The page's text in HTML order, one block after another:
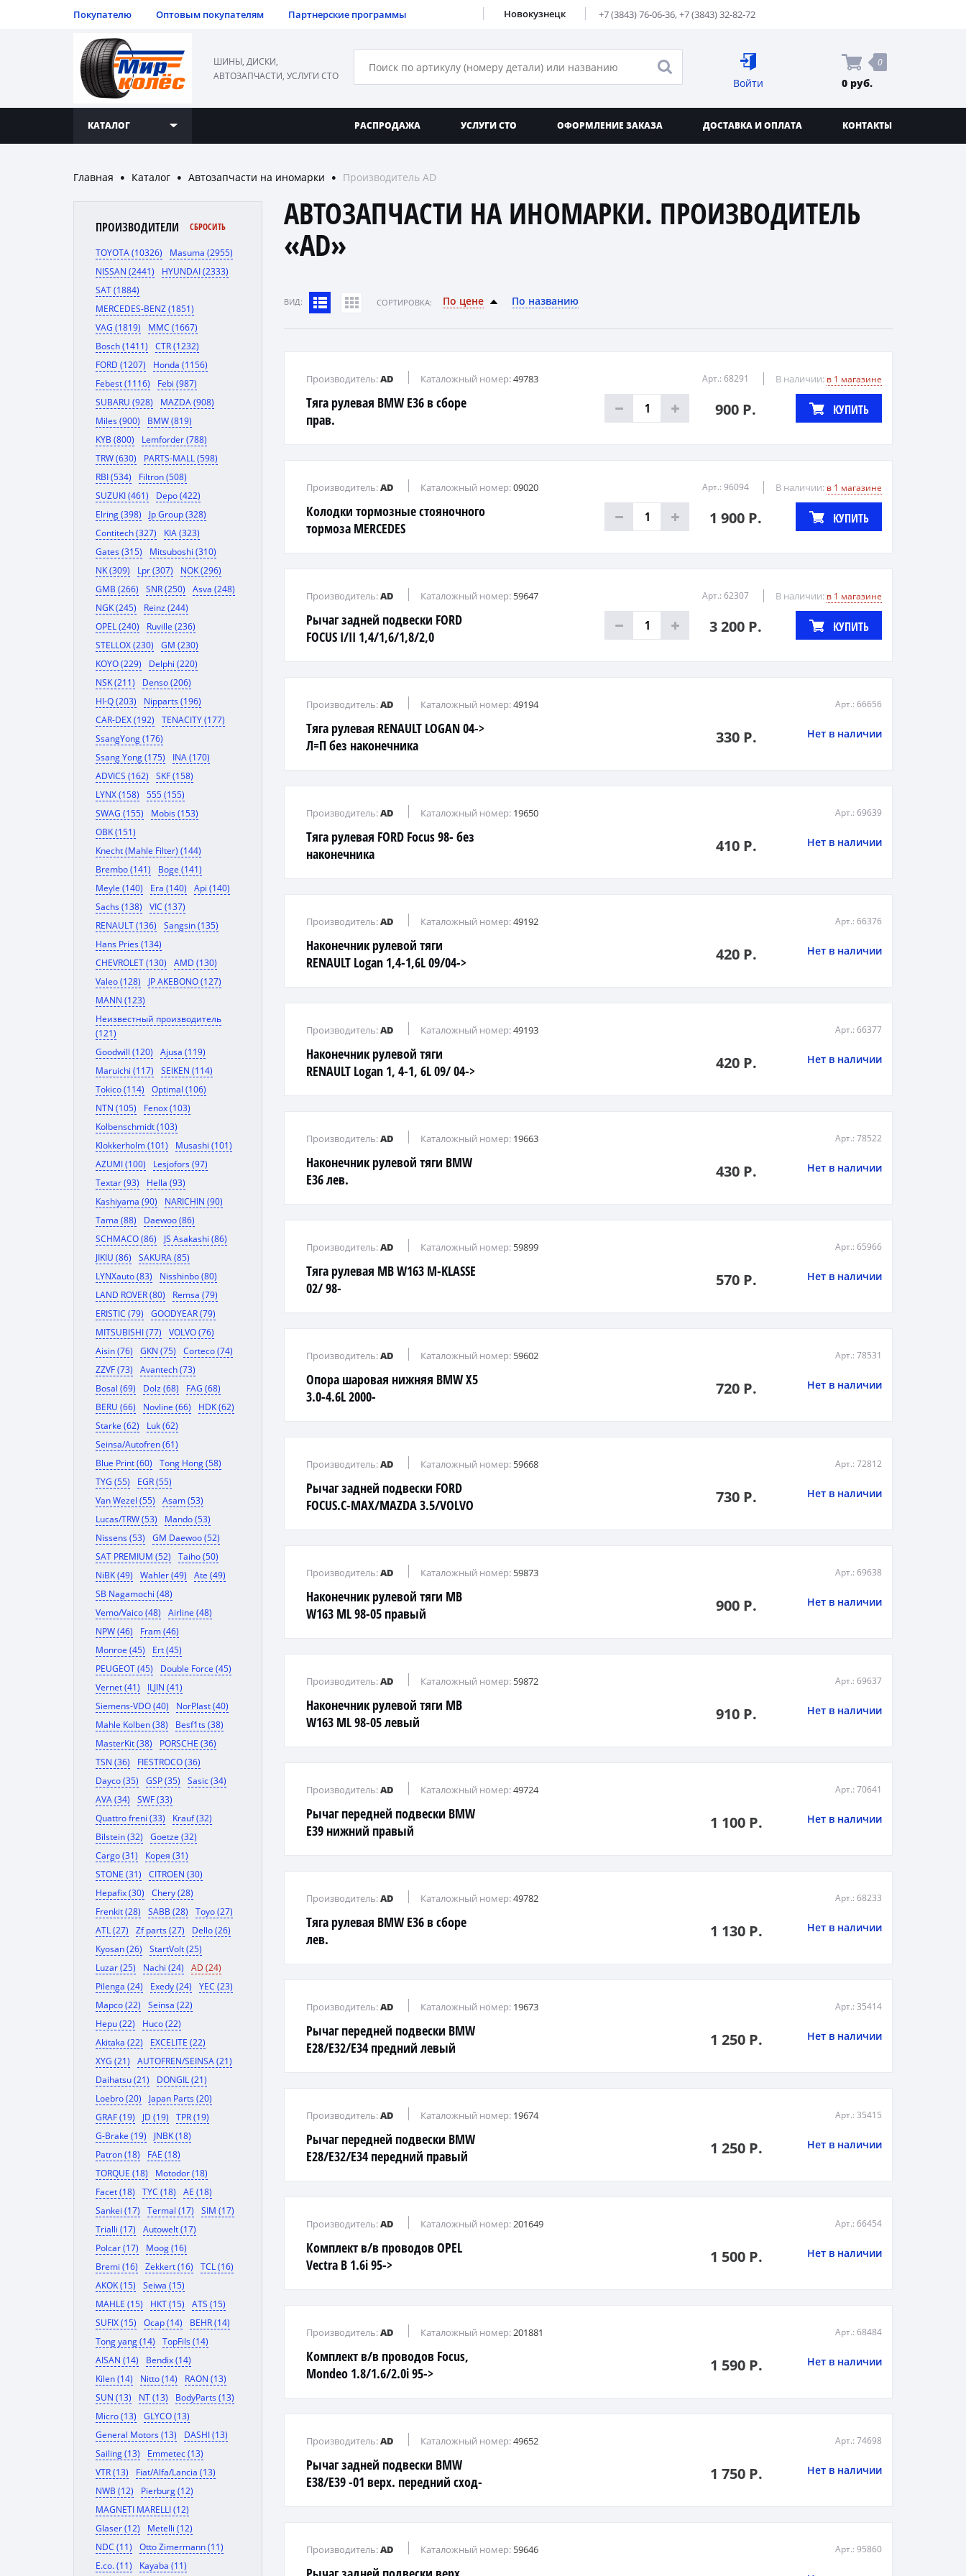
Покупателю Оптовым покупателям Партнерские программы Новокузнецк +7 (3843) 76-06-36,+7 (3843) 32-82-72
ШИНЫ, ДИСКИ,
АВТОЗАПЧАСТИ, УСЛУГИ СТО
Войти
0
0 руб.
КАТАЛОГ РАСПРОДАЖА УСЛУГИ СТО ОФОРМЛЕНИЕ ЗАКАЗА ДОСТАВКА И ОПЛАТА КОНТАКТЫ
Главная ● Каталог ● Автозапчасти на иномарки ● Производитель AD
ПРОИЗВОДИТЕЛИ СБРОСИТЬ
TOYOTA (10326)
Masuma (2955)
NISSAN (2441)
HYUNDAI (2333)
SAT (1884)
MERCEDES-BENZ (1851)
VAG (1819)
MMC (1667)
Bosch (1411)
CTR (1232)
FORD (1207)
Honda (1156)
Febest (1116)
Febi (987)
SUBARU (928)
MAZDA (908)
Miles (900)
BMW (819)
KYB (800)
Lemforder (788)
TRW (630)
PARTS-MALL (598)
RBI (534)
Filtron (508)
SUZUKI (461)
Depo (422)
Elring (398)
Jp Group (328)
Contitech (327)
KIA (323)
Gates (315)
Mitsuboshi (310)
NK (309)
Lpr (307)
NOK (296)
GMB (266)
SNR (250)
Asva (248)
NGK (245)
Reinz (244)
OPEL (240)
Ruville (236)
STELLOX (230)
GM (230)
KOYO (229)
Delphi (220)
NSK (211)
Denso (206)
HI-Q (203)
Nipparts (196)
CAR-DEX (192)
TENACITY (177)
SsangYong (176)
Ssang Yong (175)
INA (170)
ADVICS (162)
SKF (158)
LYNX (158)
555 (155)
SWAG (155)
Mobis (153)
OBK (151)
Knecht (Mahle Filter) (144)
Brembo (141)
Boge (141)
Meyle (140)
Era (140)
Api (140)
Sachs (138)
VIC (137)
RENAULT (136)
Sangsin (135)
Hans Pries (134)
CHEVROLET (130)
AMD (130)
Valeo (128)
JP AKEBONO (127)
MANN (123)
Неизвестный производитель
(121)
Goodwill (120)
Ajusa (119)
Maruichi (117)
SEIKEN (114)
Tokico (114)
Optimal (106)
NTN (105)
Fenox (103)
Kolbenschmidt (103)
Klokkerholm (101)
Musashi (101)
AZUMI (100)
Lesjofors (97)
Textar (93)
Hella (93)
Kashiyama (90)
NARICHIN (90)
Tama (88)
Daewoo (86)
SCHMACO (86)
JS Asakashi (86)
JIKIU (86)
SAKURA (85)
LYNXauto (83)
Nisshinbo (80)
LAND ROVER (80)
Remsa (79)
ERISTIC (79)
GOODYEAR (79)
MITSUBISHI (77)
VOLVO (76)
Aisin (76)
GKN (75)
Corteco (74)
ZZVF (73)
Avantech (73)
Bosal (69)
Dolz (68)
FAG (68)
BERU (66)
Novline (66)
HDK (62)
Starke (62)
Luk (62)
Seinsa/Autofren (61)
Blue Print (60)
Tong Hong (58)
TYG (55)
EGR (55)
Van Wezel (55)
Asam (53)
Lucas/TRW (53)
Mando (53)
Nissens (53)
GM Daewoo (52)
SAT PREMIUM (52)
Taiho (50)
NiBK (49)
Wahler (49)
Ate (49)
SB Nagamochi (48)
Vemo/Vaico (48)
Airline (48)
NPW (46)
Fram (46)
Monroe (45)
Ert (45)
PEUGEOT (45)
Double Force (45)
Vernet (41)
ILJIN (41)
Siemens-VDO (40)
NorPlast (40)
Mahle Kolben (38)
Besf1ts (38)
MasterKit (38)
PORSCHE (36)
TSN (36)
FIESTROCO (36)
Dayco (35)
GSP (35)
Sasic (34)
AVA (34)
SWF (33)
Quattro freni (33)
Krauf (32)
Bilstein (32)
Goetze (32)
Cargo (31)
Корея (31)
STONE (31)
CITROEN (30)
Hepafix (30)
Chery (28)
Frenkit (28)
SABB (28)
Toyo (27)
ATL (27)
Zf parts (27)
Dello (26)
Kyosan (26)
StartVolt (25)
Luzar (25)
Nachi (24)
AD (24)
Pilenga (24)
Exedy (24)
YEC (23)
Mapco (22)
Seinsa (22)
Hepu (22)
Huco (22)
Akitaka (22)
EXCELITE (22)
XYG (21)
AUTOFREN/SEINSA (21)
Daihatsu (21)
DONGIL (21)
Loebro (20)
Japan Parts (20)
GRAF (19)
JD (19)
TPR (19)
G-Brake (19)
JNBK (18)
Patron (18)
FAE (18)
TORQUE (18)
Motodor (18)
Facet (18)
TYC (18)
AE (18)
Sankei (17)
Termal (17)
SIM (17)
Trialli (17)
Autowelt (17)
Polcar (17)
Moog (16)
Bremi (16)
Zekkert (16)
TCL (16)
AKOK (15)
Seiwa (15)
MAHLE (15)
HKT (15)
ATS (15)
SUFIX (15)
Ocap (14)
BEHR (14)
Tong yang (14)
TopFils (14)
AISAN (14)
Bendix (14)
Kilen (14)
Nitto (14)
RAON (13)
SUN (13)
NT (13)
BodyParts (13)
Micro (13)
GLYCO (13)
General Motors (13)
DASHI (13)
Sailing (13)
Emmetec (13)
VTR (13)
Fiat/Alfa/Lancia (13)
NWB (12)
Pierburg (12)
MAGNETI MARELLI (12)
Glaser (12)
Metelli (12)
NDC (11)
Otto Zimermann (11)
E.co. (11)
Kayaba (11)
АВТОЗАПЧАСТИ НА ИНОМАРКИ. ПРОИЗВОДИТЕЛЬ
«AD»
ВИД: CОРТИРОВКА: По цене По названию
Тяга рулевая BMW Е36 в сборе
прав.
Производитель:AD Каталожный номер:49783 Арт.: 68291 В наличии: в 1 магазине
900 Р. КУПИТЬ
Колодки тормозные стояночного
тормоза MERCEDES
Производитель:AD Каталожный номер:09020 Арт.: 96094 В наличии: в 1 магазине
1 900 Р. КУПИТЬ
Рычаг задней подвески FORD
FOCUS I/II 1,4/1,6/1,8/2,0
Производитель:AD Каталожный номер: 59647 Арт.: 62307 В наличии: в 1 магазине
3 200 Р. КУПИТЬ
Тяга рулевая RENAULT LOGAN 04->
Л=П без наконечника
Производитель:AD Каталожный номер:49194 Арт.: 66656
330 Р. Нет в наличии
Тяга рулевая FORD Focus 98- без
наконечника
Производитель:AD Каталожный номер: 19650 Арт.: 69639
410 Р. Нет в наличии
Наконечник рулевой тяги
RENAULT Logan 1,4-1,6L 09/04->
Производитель:AD Каталожный номер:49192 Арт.: 66376
420 Р. Нет в наличии
Наконечник рулевой тяги
RENAULT Logan 1, 4-1, 6L 09/ 04->
Производитель:AD Каталожный номер:49193 Арт.: 66377
420 Р. Нет в наличии
Наконечник рулевой тяги BMW
E36 лев.
Производитель:AD Каталожный номер: 19663 Арт.: 78522
430 Р. Нет в наличии
Тяга рулевая MB W163 M-KLASSE
02/ 98-
Производитель:AD Каталожный номер: 59899 Арт.: 65966
570 Р. Нет в наличии
Опора шаровая нижняя BMW X5
3.0-4.6L 2000-
Производитель:AD Каталожный номер: 59602 Арт.: 78531
720 Р. Нет в наличии
Рычаг задней подвески FORD
FOCUS.C-MAX/MAZDA 3.5/VOLVO
Производитель:AD Каталожный номер: 59668 Арт.: 72812
730 Р. Нет в наличии
Наконечник рулевой тяги MB
W163 ML 98-05 правый
Производитель:AD Каталожный номер: 59873 Арт.: 69638
900 Р. Нет в наличии
Наконечник рулевой тяги MB
W163 ML 98-05 левый
Производитель:AD Каталожный номер: 59872 Арт.: 69637
910 Р. Нет в наличии
Рычаг передней подвески BMW
E39 нижний правый
Производитель:AD Каталожный номер:49724 Арт.: 70641
1 100 Р. Нет в наличии
Тяга рулевая BMW Е36 в сборе
лев.
Производитель:AD Каталожный номер:49782 Арт.: 68233
1 130 Р. Нет в наличии
Рычаг передней подвески BMW
E28/E32/E34 предний левый
Производитель:AD Каталожный номер: 19673 Арт.: 35414
1 250 Р. Нет в наличии
Рычаг передней подвески BMW
E28/E32/E34 передний правый
Производитель:AD Каталожный номер: 19674 Арт.: 35415
1 250 Р. Нет в наличии
Комплект в/в проводов OPEL
Vectra B 1.6i 95->
Производитель:AD Каталожный номер:201649 Арт.: 66454
1 500 Р. Нет в наличии
Комплект в/в проводов Focus,
Mondeo 1.8/1.6/2.0i 95->
Производитель:AD Каталожный номер:201881 Арт.: 68484
1 590 Р. Нет в наличии
Рычаг задней подвески BMW
E38/E39 -01 верх. передний сход-
Производитель:AD Каталожный номер:49652 Арт.: 74698
1 750 Р. Нет в наличии
Производитель:AD Каталожный номер: 59646 Арт.: 95860